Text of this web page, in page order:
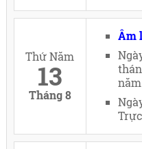
Thứ Năm
13
Tháng 8
Âm